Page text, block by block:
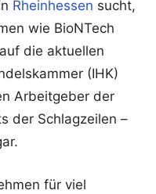
Rheinhessen sucht,
wie BioNTech
die aktuellen
(IHK)
Arbeitgeber der
der Schlagzeilen –
für viel